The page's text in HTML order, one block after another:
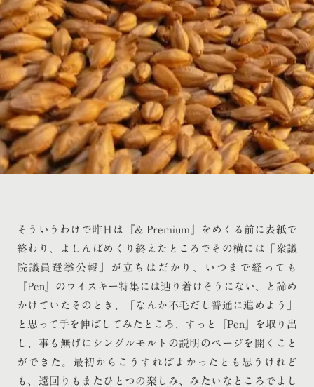
そういうわけで昨日は『& Premium』をめくる前に表紙で
終わり、よしんばめくり終えたところでその横には「衆議
院議員選挙公報」が立ちはだかり、いつまで経っても
『Pen』のウイスキー特集には辿り着けそうにない、と諦め
かけていたそのとき、「なんか不毛だし普通に進めよう」
と思って手を伸ばしてみたところ、すっと『Pen』を取り出
し、事も無げにシングルモルトの説明のページを開くこと
ができた。最初からこうすればよかったとも思うけれど
も、遠回りもまたひとつの楽しみ、みたいなところでよし